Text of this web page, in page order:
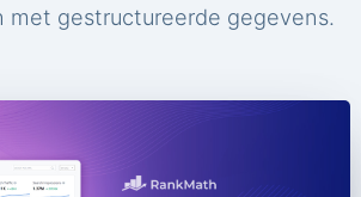
met gestructureerde gegevens.